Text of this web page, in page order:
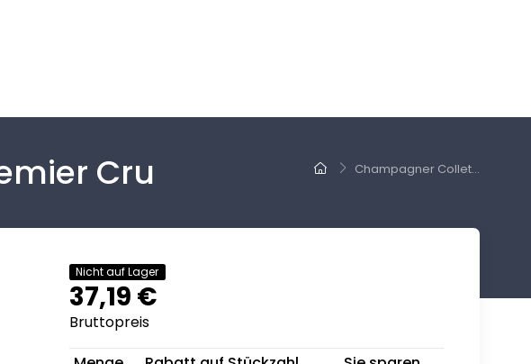
Champagner Collet...
Cru
Nicht auf Lager
37,19 €
Bruttopreis